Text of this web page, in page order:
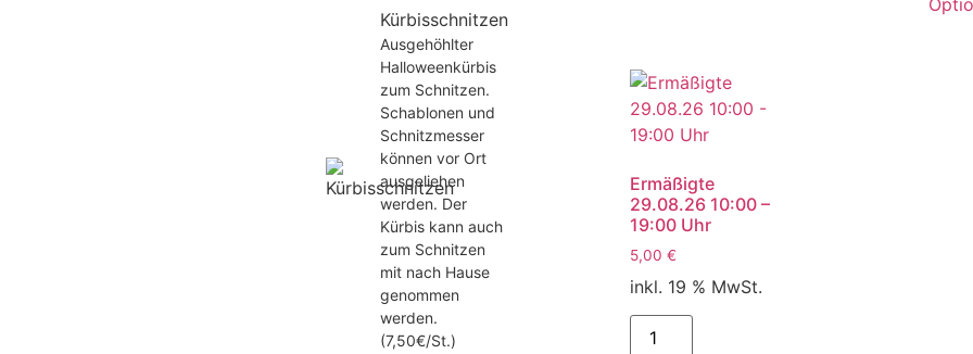
Kürbisschnitzen
Ausgehöhlter
Halloweenkürbis
zum Schnitzen.
Schablonen und
Schnitzmesser
können vor Ort
ausgeliehen
werden. Der
Kürbis kann auch
zum Schnitzen
mit nach Hause
genommen
werden.
(7,50€/St.)
Ermäßigte
29.08.26 10:00 –
19:00 Uhr
5,00 €
inkl. 19 % MwSt.